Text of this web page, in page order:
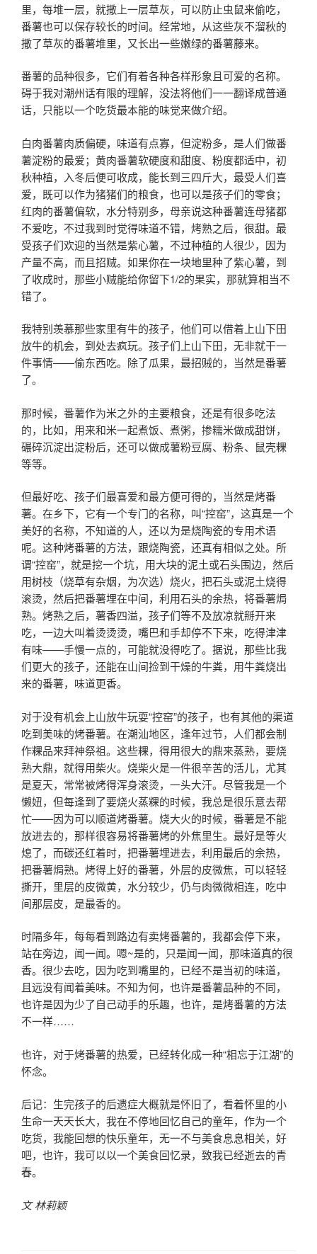
里，每堆一层，就撒上一层草灰，可以防止虫鼠来偷吃，
番薯也可以保存较长的时间。经常地，从这些灰不溜秋的
撒了草灰的番薯堆里，又长出一些嫩绿的番薯藤来。
番薯的品种很多，它们有着各种各样形象且可爱的名称。
碍于我对潮州话有限的理解，没法将他们一一翻译成普通
话，只能以一个吃货最本能的味觉来做介绍。
白肉番薯肉质偏硬，味道有点寡，但淀粉多，是人们做番
薯淀粉的最爱；黄肉番薯软硬度和甜度、粉度都适中，初
秋种植，入冬后便可收成，能长到三四斤大，最受人们喜
爱，既可以作为猪猪们的粮食，也可以是孩子们的零食；
红肉的番薯偏软，水分特别多，母亲说这种番薯连母猪都
不爱吃，不过我到时觉得味道不错，烤熟之后，很甜。最
受孩子们欢迎的当然是紫心薯，不过种植的人很少，因为
产量不高，而且招贼。如果你在一块地里种了紫心薯，到
了收成时，那些小贼能给你留下1/2的果实，那就算相当不
错了。
我特别羡慕那些家里有牛的孩子，他们可以借着上山下田
放牛的机会，到处去疯玩。孩子们上山下田，无非就干一
件事情——偷东西吃。除了瓜果，最招贼的，当然是番薯
了。
那时候，番薯作为米之外的主要粮食，还是有很多吃法
的，比如，用来和米一起煮饭、煮粥，掺糯米做成甜饼，
碾碎沉淀出淀粉后，还可以做成薯粉豆腐、粉条、鼠壳粿
等等。
但最好吃、孩子们最喜爱和最方便可得的，当然是烤番
薯。在乡下，它有一个专门的名称，叫“控窑”，这真是一个
美好的名称，不知道的人，还以为是烧陶瓷的专用术语
呢。这种烤番薯的方法，跟烧陶瓷，还真有相似之处。所
谓“控窑”，就是挖一个坑，用大块的泥土或石头围边，然后
用树枝（烧草有杂烟，为次选）烧火，把石头或泥土烧得
滚烫，然后把番薯埋在中间，利用石头的余热，将番薯焗
熟。烤熟之后，薯香四溢，孩子们等不及放凉就掰开来
吃，一边大叫着烫烫烫，嘴巴和手却停不下来，吃得津津
有味——手慢一点的，可能就没得吃了。据说，那些比我
们更大的孩子，还能在山间捡到干燥的牛粪，用牛粪烧出
来的番薯，味道更香。
对于没有机会上山放牛玩耍“控窑”的孩子，也有其他的渠道
吃到美味的烤番薯。在潮汕地区，逢年过节，人们都会制
作粿品来拜神祭祖。这些粿，得用很大的鼎来蒸熟，要烧
熟大鼎，就得用柴火。烧柴火是一件很辛苦的活儿，尤其
是夏天，常常被烤得浑身滚烫，一头大汗。尽管我是一个
懒妞，但每逢到了要烧火蒸粿的时候，我总是很乐意去帮
忙——因为可以顺道烤番薯。烧大火的时候，番薯是不能
放进去的，那样很容易将番薯烤的外焦里生。最好是等火
熄了，而碳还红着时，把番薯埋进去，利用最后的余热，
把番薯焗熟。烤得上好的番薯，外层的皮微焦，可以轻轻
撕开，里层的皮微黄，水分较少，仍与肉微微相连，吃中
间那层皮，是最香的。
时隔多年，每每看到路边有卖烤番薯的，我都会停下来，
站在旁边，闻一闻。嗯~是的，只是闻一闻，那味道真的很
香。很少去吃，因为吃到嘴里的，已经不是当初的味道，
且远没有闻着美味。不知为何，也许是番薯品种的不同，
也许是因为少了自己动手的乐趣，也许，是烤番薯的方法
不一样……
也许，对于烤番薯的热爱，已经转化成一种“相忘于江湖”的
怀念。
后记：生完孩子的后遗症大概就是怀旧了，看着怀里的小
生命一天天长大，我在不停地回忆自己的童年，作为一个
吃货，我能回想的快乐童年，无一不与美食息息相关，好
吧，也许，我可以以一个美食回忆录，致我已经逝去的青
春。
文 林莉颖